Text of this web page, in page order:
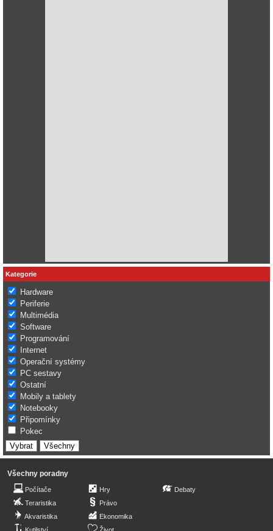
Kategorie
Hardware
Periferie
Multimédia
Software
Programování
Internet
Operační systémy
PC sestavy
Ostatní
Mobily a tablety
Notebooky
Připomínky
Pokec
Všechny poradny
Počítače
Teraristika
Akvaristika
Hry
Právo
Ekonomika
Debaty